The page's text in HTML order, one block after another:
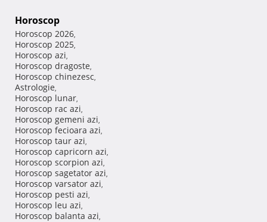
Horoscop
Horoscop 2026,
Horoscop 2025,
Horoscop azi,
Horoscop dragoste,
Horoscop chinezesc,
Astrologie,
Horoscop lunar,
Horoscop rac azi,
Horoscop gemeni azi,
Horoscop fecioara azi,
Horoscop taur azi,
Horoscop capricorn azi,
Horoscop scorpion azi,
Horoscop sagetator azi,
Horoscop varsator azi,
Horoscop pesti azi,
Horoscop leu azi,
Horoscop balanta azi,